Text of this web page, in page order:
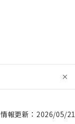
情報更新：2026/05/21